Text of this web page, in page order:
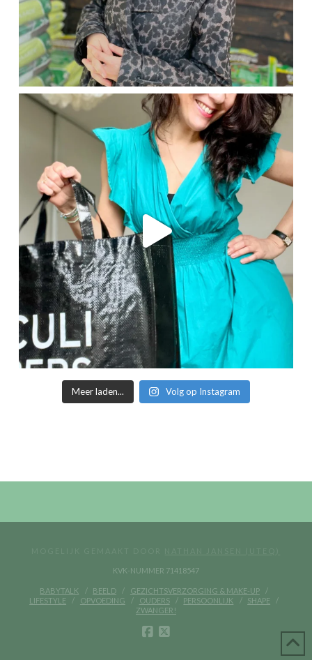
Meer laden... Volg op Instagram
KVK-NUMMER 71418547
BABYTALK BEELD
GEZICHTSVERZORGING & MAKE-UP
LIFESTYLE
OPVOEDING OUDERS PERSOONLIJK
SHAPE
ZWANGER!